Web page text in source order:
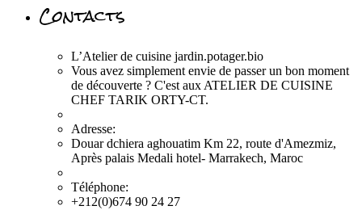
Contacts
L’Atelier de cuisine jardin.potager.bio
Vous avez simplement envie de passer un bon moment
de découverte ? C'est aux ATELIER DE CUISINE
CHEF TARIK ORTY-CT.
Adresse:
Douar dchiera aghouatim Km 22, route d'Amezmiz,
Après palais Medali hotel- Marrakech, Maroc
Téléphone:
+212(0)674 90 24 27